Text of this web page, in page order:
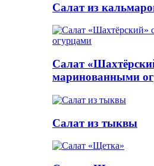
Салат из
Салат
маринованными
Салат из тыквы